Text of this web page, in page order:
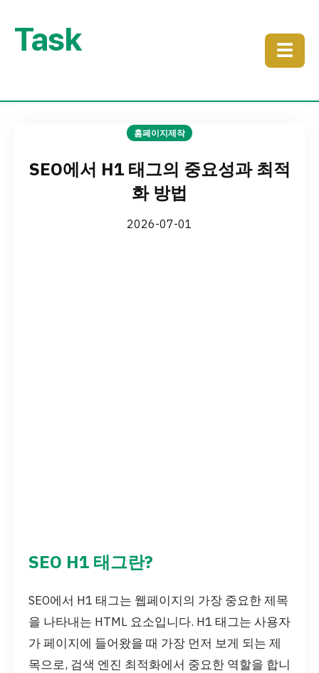
Task ☰
홈페이지제작
SEO에서 H1 태그의 중요성과 최적
화 방법
2026-07-01
SEO H1 태그란?
SEO에서 H1 태그는 웹페이지의 가장 중요한 제목
을 나타내는 HTML 요소입니다. H1 태그는 사용자
가 페이지에 들어왔을 때 가장 먼저 보게 되는 제
목으로, 검색 엔진 최적화에서 중요한 역할을 합니